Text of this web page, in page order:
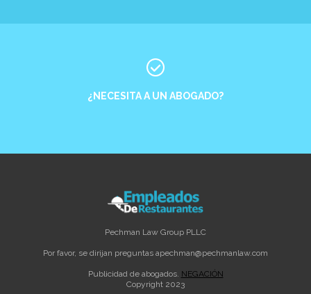
¿NECESITA A UN ABOGADO?
Pechman Law Group PLLC
Por favor, se dirijan preguntas apechman@pechmanlaw.com
Publicidad de abogados. NEGACIÓN
Copyright 2023